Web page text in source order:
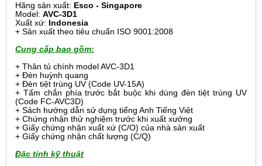
Hãng sản xuất: Esco - Singapore
Model: AVC-3D1
Xuất xứ: Indonesia
+ Sản xuất theo tiêu chuẩn ISO 9001:2008
Cung cấp bao gồm:
+ Thân tủ chính model AVC-3D1
+ Đèn huỳnh quang
+ Đèn tiệt trùng UV (Code UV-15A)
+ Tấm chắn phía trước bắt buộc khi dùng đèn tiệt trùng UV
(Code FC-AVC3D)
+ Sách hướng dẫn sử dụng tiếng Anh Tiếng Việt
+ Chứng nhận thử nghiệm trước khi xuất xưởng
+ Giấy chứng nhận xuất xứ (C/O) của nhà sản xuất
+ Giấy chứng nhận chất lượng (C/Q)
Đặc tính kỹ thuật